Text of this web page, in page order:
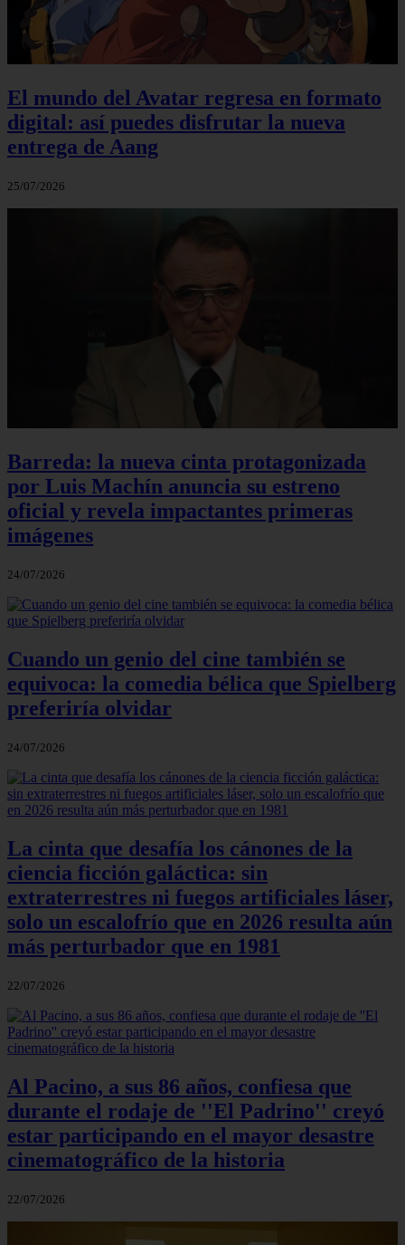
El mundo del Avatar regresa en formato
digital: así puedes disfrutar la nueva
entrega de Aang
25/07/2026
Barreda: la nueva cinta protagonizada
por Luis Machín anuncia su estreno
oficial y revela impactantes primeras
imágenes
24/07/2026
Cuando un genio del cine también se
equivoca: la comedia bélica que Spielberg
preferiría olvidar
24/07/2026
La cinta que desafía los cánones de la
ciencia ficción galáctica: sin
extraterrestres ni fuegos artificiales láser,
solo un escalofrío que en 2026 resulta aún
más perturbador que en 1981
22/07/2026
Al Pacino, a sus 86 años, confiesa que
durante el rodaje de ''El Padrino'' creyó
estar participando en el mayor desastre
cinematográfico de la historia
22/07/2026